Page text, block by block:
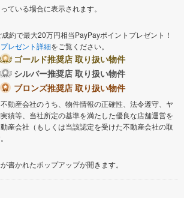
ている場合に表示されます。
成約で最大20万円相当PayPayポイントプレゼント！
プレゼント詳細をご覧ください。
ゴールド推奨店 取り扱い物件
シルバー推奨店 取り扱い物件
ブロンズ推奨店 取り扱い物件
動産会社のうち、物件情報の正確性、法令遵守、ヤ
績等、当社所定の基準を満たした優良な店舗運営を
産会社（もしくは当該認定を受けた不動産会社の取
書かれたポップアップが開きます。